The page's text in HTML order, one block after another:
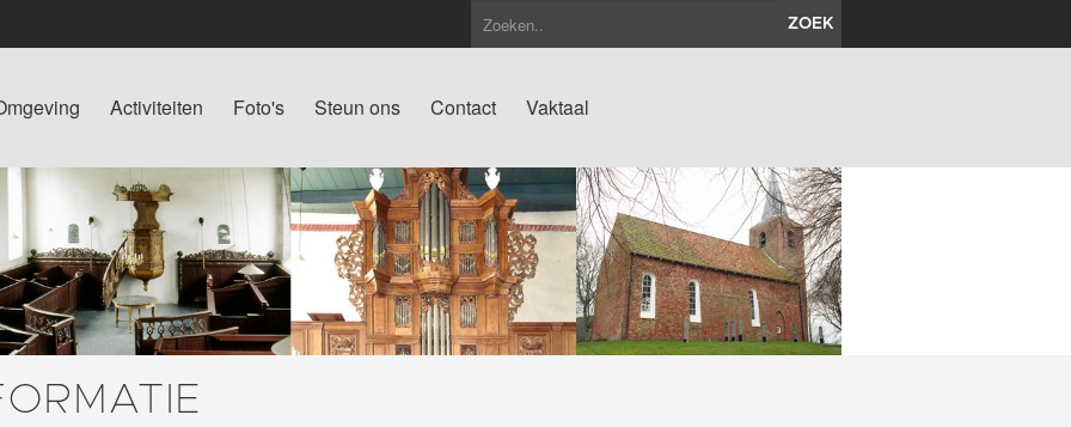
ZOEK
Activiteiten Foto's Steun ons Contact Vaktaal